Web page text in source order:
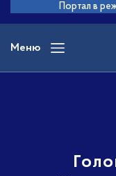
основного
вмісту
Портал в
Меню